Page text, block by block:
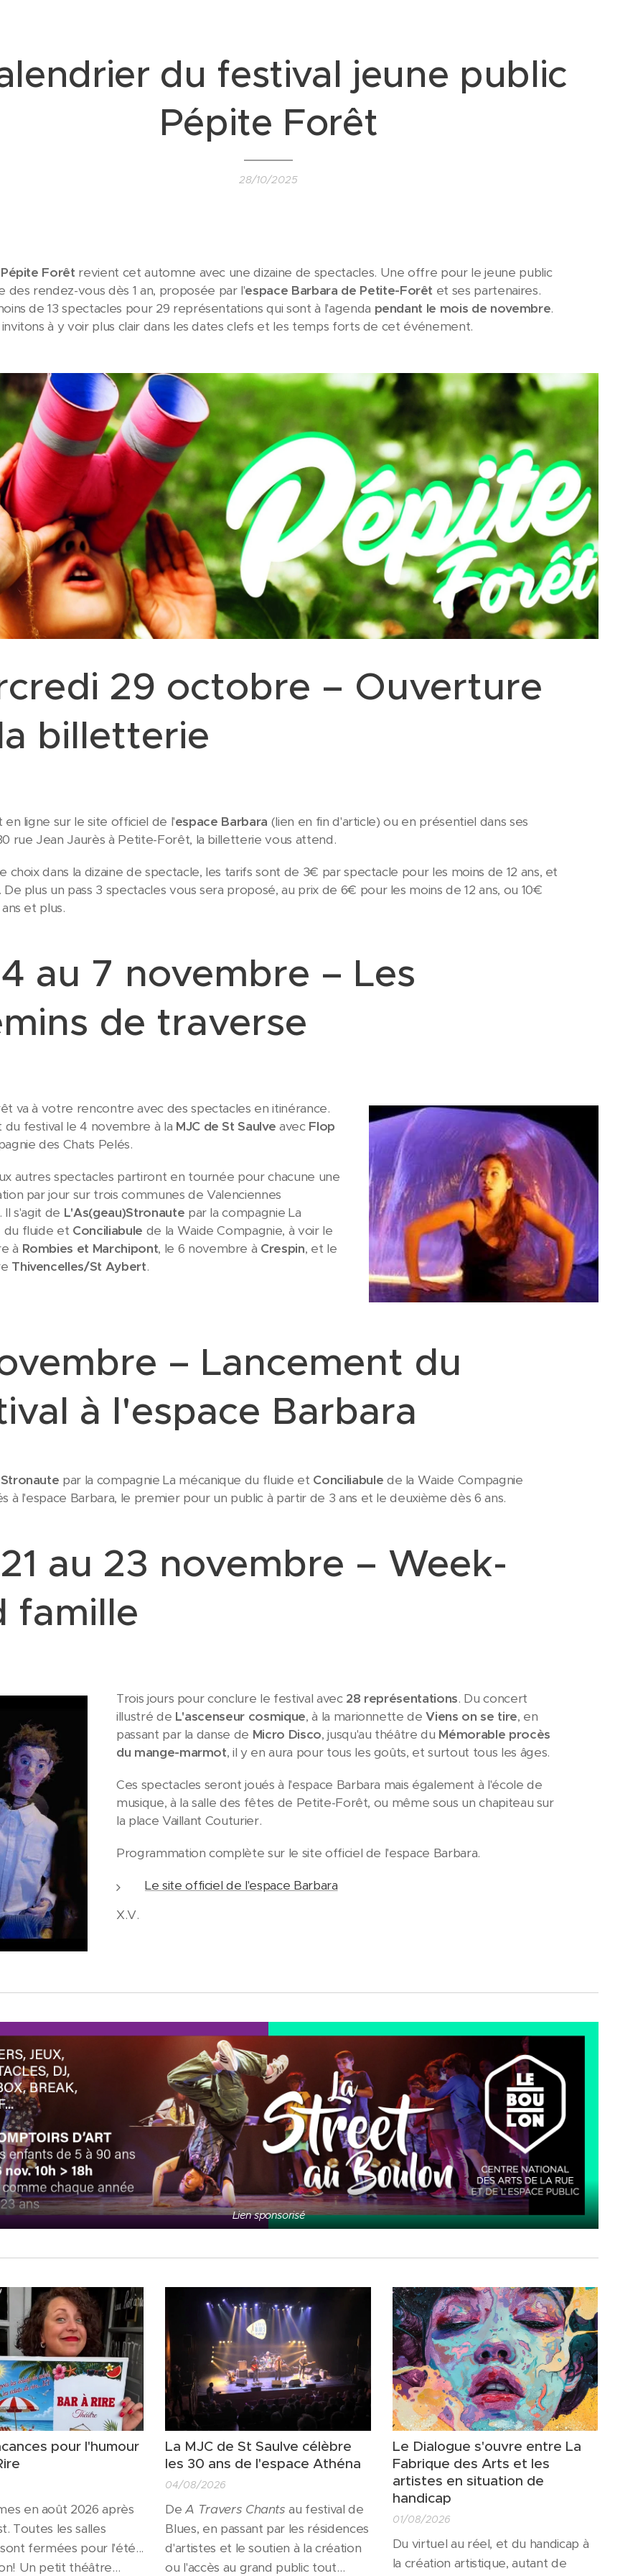
du festival jeune public
Pépite Forêt
28/10/2025
Forêt revient cet automne avec une dizaine de spectacles. Une offre pour le jeune public
des rendez-vous dès 1 an, proposée par l'espace Barbara de Petite-Forêt et ses partenaires.
de 13 spectacles pour 29 représentations qui sont à l'agenda pendant le mois de novembre.
à y voir plus clair dans les dates clefs et les temps forts de cet événement.
29 octobre – Ouverture
billetterie
en ligne sur le site officiel de l'espace Barbara (lien en fin d'article) ou en présentiel dans ses
rue Jean Jaurès à Petite-Forêt, la billetterie vous attend.
choix dans la dizaine de spectacle, les tarifs sont de 3€ par spectacle pour les moins de 12 ans, et
plus un pass 3 spectacles vous sera proposé, au prix de 6€ pour les moins de 12 ans, ou 10€
et plus.
au 7 novembre – Les
de traverse
va à votre rencontre avec des spectacles en itinérance.
du festival le 4 novembre à la MJC de St Saulve avec Flop
des Chats Pelés.
autres spectacles partiront en tournée pour chacune une
par jour sur trois communes de Valenciennes
s'agit de L'As(geau)Stronaute par la compagnie La
du fluide et Conciliabule de la Waide Compagnie, à voir le
à Rombies et Marchipont, le 6 novembre à Crespin, et le
Thivencelles/St Aybert.
– Lancement du
à l'espace Barbara
par la compagnie La mécanique du fluide et Conciliabule de la Waide Compagnie
à l'espace Barbara, le premier pour un public à partir de 3 ans et le deuxième dès 6 ans.
au 23 novembre – Week-
famille
Trois jours pour conclure le festival avec28 représentations. Du concert
illustré de L'ascenseur cosmique, à la marionnette de Viens on se tire, en
passant par la danse de Micro Disco, jusqu'au théâtre du Mémorable procès
du mange-marmot, il y en aura pour tous les goûts, et surtout tous les âges.
Ces spectacles seront joués à l'espace Barbara mais également à l'école de
musique, à la salle des fêtes de Petite-Forêt, ou même sous un chapiteau sur
la place Vaillant Couturier.
Programmation complète sur le site officiel de l'espace Barbara.
Le site officiel de l'espace Barbara
X.V.
Lien sponsorisé
pour l'humour
en août 2026 après
Toutes les salles
fermées pour l'été...
Un petit théâtre
La MJC de St Saulve célèbre
les 30 ans de l'espace Athéna
04/08/2026
DeA Travers Chantsau festival de
Blues, en passant par les résidences
d'artistes et le soutien à la création
ou l'accès au grand public tout
Le Dialogue s'ouvre entre La
Fabrique des Arts et les
artistes en situation de
handicap
01/08/2026
Du virtuel au réel, et du handicap à
la création artistique, autant de